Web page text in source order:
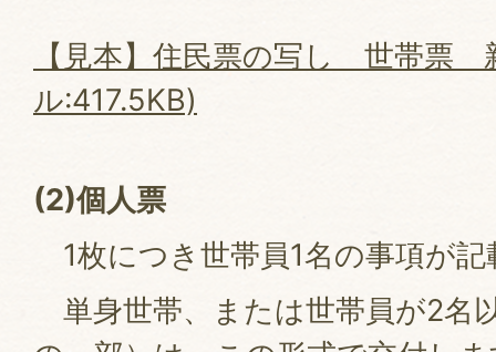
【見本】住民票の写し＿世帯票
ル:417.5KB)
(2)個人票
1枚につき世帯員1名の事項が
単身世帯、または世帯員が2名